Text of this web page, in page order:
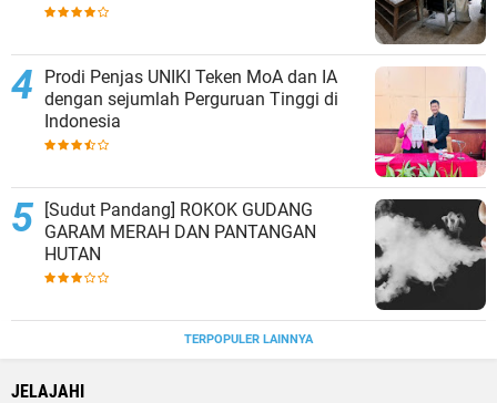
Prodi Penjas UNIKI Teken MoA dan IA
dengan sejumlah Perguruan Tinggi di
Indonesia
[Sudut Pandang] ROKOK GUDANG
GARAM MERAH DAN PANTANGAN
HUTAN
TERPOPULER LAINNYA
JELAJAHI